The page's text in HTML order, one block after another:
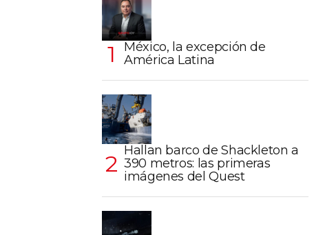
México, la excepción de
América Latina
Hallan barco de Shackleton a
390 metros: las primeras
imágenes del Quest